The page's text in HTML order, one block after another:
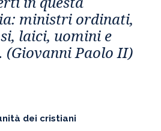
ministri ordinati,
laici, uomini e
(Giovanni Paolo II)
dei cristiani